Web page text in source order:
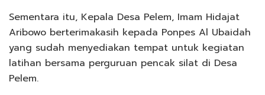
Sementara itu, Kepala Desa Pelem, Imam Hidajat
Aribowo berterimakasih kepada Ponpes Al Ubaidah
yang sudah menyediakan tempat untuk kegiatan
latihan bersama perguruan pencak silat di Desa
Pelem.